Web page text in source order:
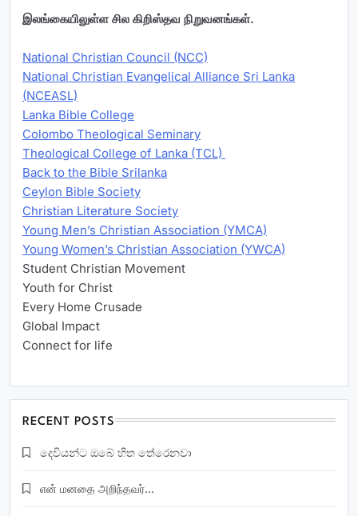
இலங்கையிலுள்ள சில கிறிஸ்தவ நிறுவனங்கள்.
National Christian Council (NCC)
National Christian Evangelical Alliance Sri Lanka
(NCEASL)
Lanka Bible College
Colombo Theological Seminary
Theological College of Lanka (TCL)
Back to the Bible Srilanka
Ceylon Bible Society
Christian Literature Society
Young Men’s Christian Association (YMCA)
Young Women’s Christian Association (YWCA)
Student Christian Movement
Youth for Christ
Every Home Crusade
Global Impact
Connect for life
RECENT POSTS
දෙවියන්ට ඔබේ හිත තේරෙනවා
என் மனதை அறிந்தவர்…